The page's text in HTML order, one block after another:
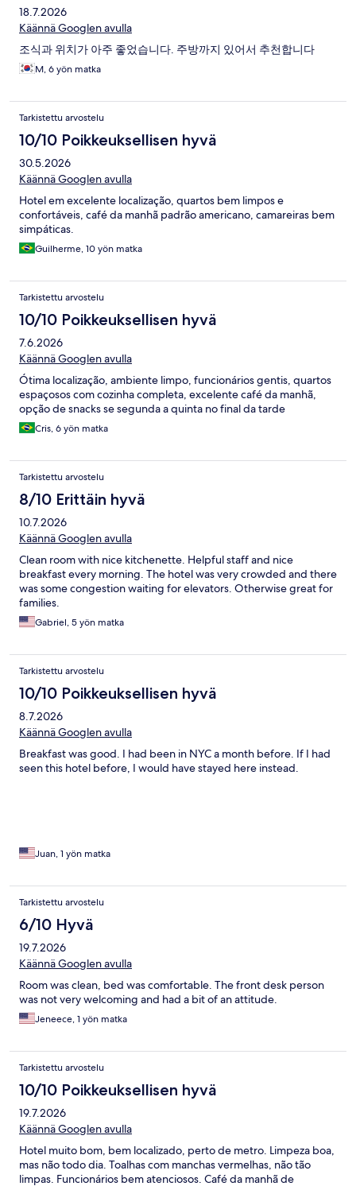
18.7.2026
Käännä Googlen avulla
조식과 위치가 아주 좋었습니다. 주방까지 있어서 추천합니다
M, 6 yön matka
Tarkistettu arvostelu
10/10 Poikkeuksellisen hyvä
30.5.2026
Käännä Googlen avulla
Hotel em excelente localização, quartos bem limpos e
confortáveis, café da manhã padrão americano, camareiras bem
simpáticas.
Guilherme, 10 yön matka
Tarkistettu arvostelu
10/10 Poikkeuksellisen hyvä
7.6.2026
Käännä Googlen avulla
Ótima localização, ambiente limpo, funcionários gentis, quartos
espaçosos com cozinha completa, excelente café da manhã,
opção de snacks se segunda a quinta no final da tarde
Cris, 6 yön matka
Tarkistettu arvostelu
8/10 Erittäin hyvä
10.7.2026
Käännä Googlen avulla
Clean room with nice kitchenette. Helpful staff and nice
breakfast every morning. The hotel was very crowded and there
was some congestion waiting for elevators. Otherwise great for
families.
Gabriel, 5 yön matka
Tarkistettu arvostelu
10/10 Poikkeuksellisen hyvä
8.7.2026
Käännä Googlen avulla
Breakfast was good. I had been in NYC a month before. If I had
seen this hotel before, I would have stayed here instead.
Juan, 1 yön matka
Tarkistettu arvostelu
6/10 Hyvä
19.7.2026
Käännä Googlen avulla
Room was clean, bed was comfortable. The front desk person
was not very welcoming and had a bit of an attitude.
Jeneece, 1 yön matka
Tarkistettu arvostelu
10/10 Poikkeuksellisen hyvä
19.7.2026
Käännä Googlen avulla
Hotel muito bom, bem localizado, perto de metro. Limpeza boa,
mas não todo dia. Toalhas com manchas vermelhas, não tão
limpas. Funcionários bem atenciosos. Café da manhã de